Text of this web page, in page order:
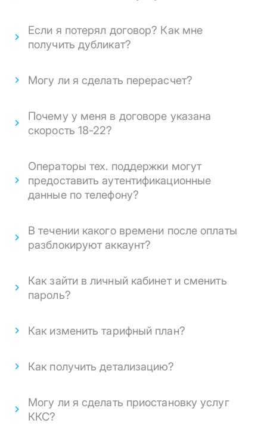
Если я потерял договор? Как мне
получить дубликат?
Могу ли я сделать перерасчет?
Почему у меня в договоре указана
скорость 18-22?
Операторы тех. поддержки могут
предоставить аутентификационные
данные по телефону?
В течении какого времени после оплаты
разблокируют аккаунт?
Как зайти в личный кабинет и сменить
пароль?
Как изменить тарифный план?
Как получить детализацию?
Могу ли я сделать приостановку услуг
ККС?